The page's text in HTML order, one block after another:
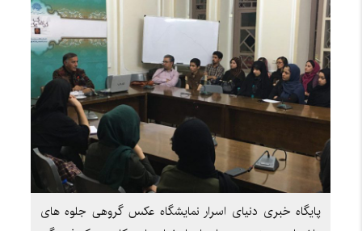
پایگاه خبری دنیای اسرار نمایشگاه عکس گروهی جلوه های